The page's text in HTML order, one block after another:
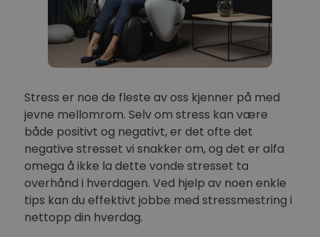
Stress er noe de fleste av oss kjenner på med
jevne mellomrom. Selv om stress kan være
både positivt og negativt, er det ofte det
negative stresset vi snakker om, og det er alfa
omega å ikke la dette vonde stresset ta
overhånd i hverdagen. Ved hjelp av noen enkle
tips kan du effektivt jobbe med stressmestring i
nettopp din hverdag.